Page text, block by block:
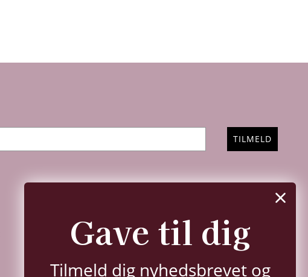
TILMELD
Instagram
FacebookYouTubePinterest
TikTokLinkedIn
Gave til dig
Tilmeld dig nyhedsbrevet og